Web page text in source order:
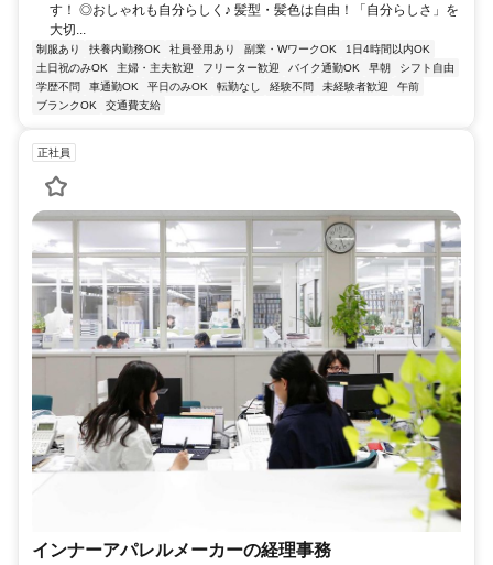
す！ ◎おしゃれも自分らしく♪ 髪型・髪色は自由！「自分らしさ」を
大切...
制服あり 扶養内勤務OK 社員登用あり 副業・WワークOK
1日4時間以内OK
土日祝のみOK
主婦・主夫歓迎 フリーター歓迎 バイク通勤OK 早朝
シフト自由
学歴不問
車通勤OK 平日のみOK 転勤なし 経験不問 未経験者歓迎
午前
ブランクOK
交通費支給
正社員
インナーアパレルメーカーの経理事務